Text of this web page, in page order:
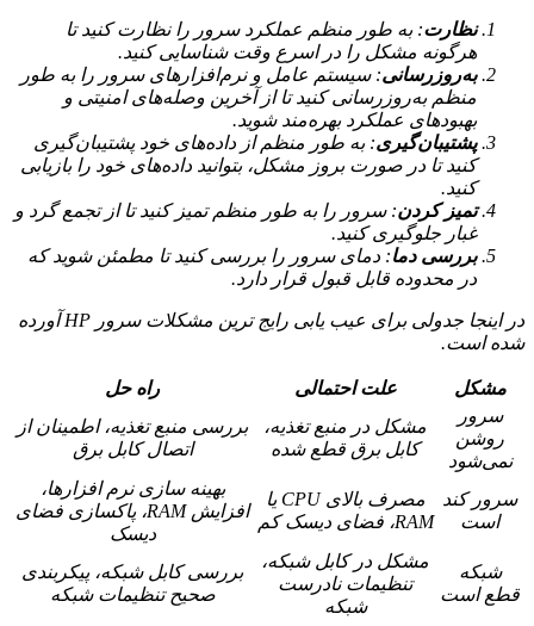
نظارت: به طور منظم عملکرد سرور را نظارت کنید تا
هرگونه مشکل را در اسرع وقت شناسایی کنید.
به‌روزرسانی: سیستم عامل و نرم‌افزارهای سرور را به طور
منظم به‌روزرسانی کنید تا از آخرین وصله‌های امنیتی و
بهبودهای عملکرد بهره‌مند شوید.
پشتیبان‌گیری: به طور منظم از داده‌های خود پشتیبان‌گیری
کنید تا در صورت بروز مشکل، بتوانید داده‌های خود را بازیابی
کنید.
تمیز کردن: سرور را به طور منظم تمیز کنید تا از تجمع گرد و
غبار جلوگیری کنید.
بررسی دما: دمای سرور را بررسی کنید تا مطمئن شوید که
در محدوده قابل قبول قرار دارد.
در اینجا جدولی برای عیب یابی رایج ترین مشکلات سرور HP آورده
شده است.
مشکل علت احتمالی
راه حل
سرور
روشن
نمی‌شود
مشکل در منبع تغذیه،
کابل برق قطع شده
بررسی منبع تغذیه، اطمینان از
اتصال کابل برق
سرور کند
است
مصرف بالای CPU یا
RAM، فضای دیسک کم
بهینه سازی نرم افزارها،
افزایش RAM، پاکسازی فضای
دیسک
شبکه
قطع است
مشکل در کابل شبکه،
تنظیمات نادرست
شبکه
بررسی کابل شبکه، پیکربندی
صحیح تنظیمات شبکه